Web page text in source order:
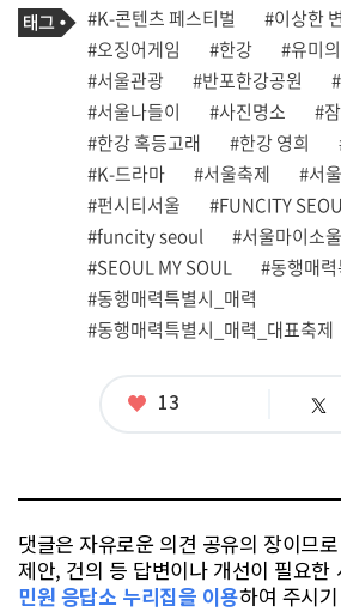
필 사
관
련
태
그
태
그
#K-콘텐츠 페스티벌
#이상한
#오징어게임
#한강 #유미
#서울관광
#반포한강공원
#서울나들이
#사진명소 #
#한강 혹등고래
#한강 영희
#K-드라마
#서울축제
#서
#펀시티서울
#FUNCITY
#funcity seoul
#서울마이소울
#SEOUL MY SOUL
#동행매
#동행매력특별시_매력
#동행매력특별시_매력_대표축제
좋
13 트
댓글은 자유로운 의견 공유의 장이므
제안, 건의 등 답변이나 개선이 필요한
민원 응답소 누리집을 이용하여 주시